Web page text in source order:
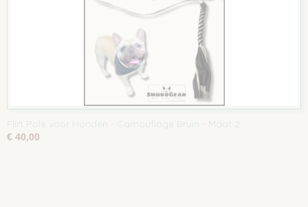
Flirt Pole voor Honden - Camouflage Bruin - Maat 2
€ 40,00